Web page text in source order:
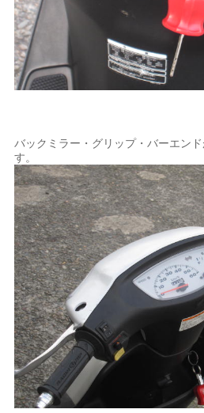
バックミラー・グリップ・バーエン
す。